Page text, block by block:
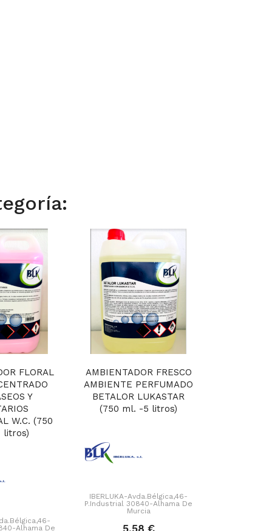
FLORAL
Y
W.C. (750
litros)
Alhama De
AMBIENTADOR FRESCO
AMBIENTE PERFUMADO
BETALOR LUKASTAR
(750 ml. -5 litros)
IBERLUKA-Avda.Bélgica,46-
P.Industrial 30840-Alhama De
Murcia
5,58 €